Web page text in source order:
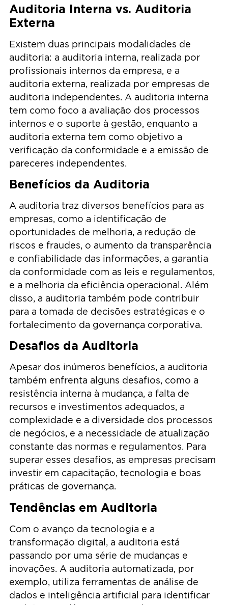
Auditoria Interna vs. Auditoria
Externa
Existem duas principais modalidades de
auditoria: a auditoria interna, realizada por
profissionais internos da empresa, e a
auditoria externa, realizada por empresas de
auditoria independentes. A auditoria interna
tem como foco a avaliação dos processos
internos e o suporte à gestão, enquanto a
auditoria externa tem como objetivo a
verificação da conformidade e a emissão de
pareceres independentes.
Benefícios da Auditoria
A auditoria traz diversos benefícios para as
empresas, como a identificação de
oportunidades de melhoria, a redução de
riscos e fraudes, o aumento da transparência
e confiabilidade das informações, a garantia
da conformidade com as leis e regulamentos,
e a melhoria da eficiência operacional. Além
disso, a auditoria também pode contribuir
para a tomada de decisões estratégicas e o
fortalecimento da governança corporativa.
Desafios da Auditoria
Apesar dos inúmeros benefícios, a auditoria
também enfrenta alguns desafios, como a
resistência interna à mudança, a falta de
recursos e investimentos adequados, a
complexidade e a diversidade dos processos
de negócios, e a necessidade de atualização
constante das normas e regulamentos. Para
superar esses desafios, as empresas precisam
investir em capacitação, tecnologia e boas
práticas de governança.
Tendências em Auditoria
Com o avanço da tecnologia e a
transformação digital, a auditoria está
passando por uma série de mudanças e
inovações. A auditoria automatizada, por
exemplo, utiliza ferramentas de análise de
dados e inteligência artificial para identificar